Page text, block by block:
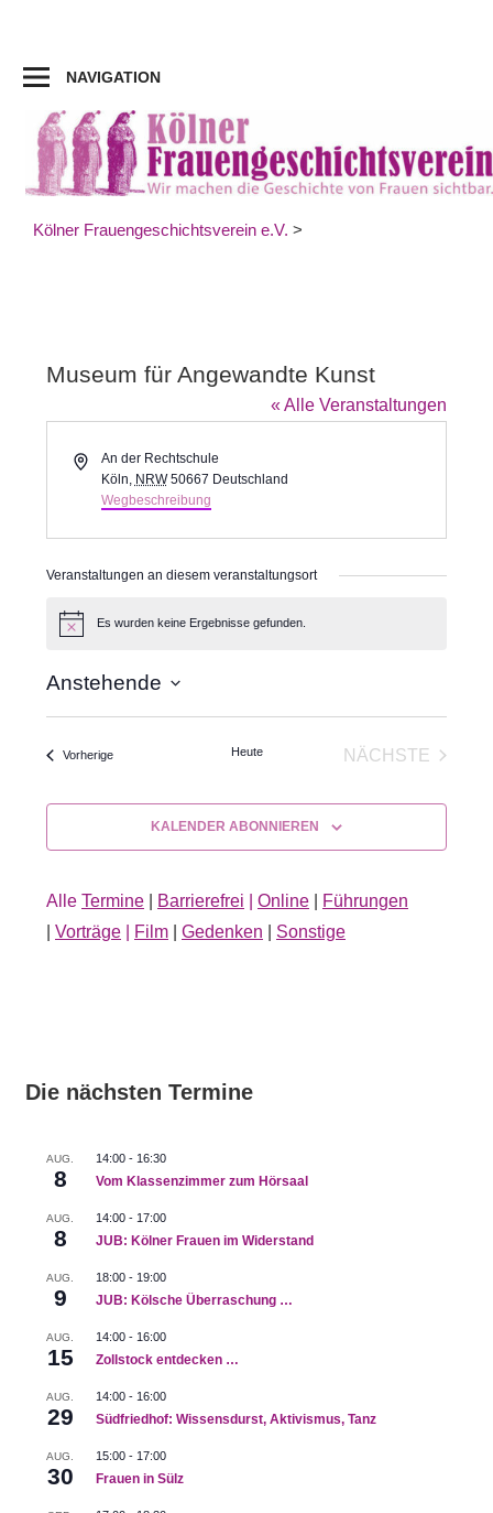
springen
NAVIGATION
Kölner Frauengeschichtsverein e.V. >
Museum für Angewandte Kunst
« Alle Veranstaltungen
AdresseAn der Rechtschule
Köln NRW 50667 Deutschland
Wegbeschreibung
Veranstaltungen an diesem veranstaltungsort
HinweisEs wurden keine Ergebnisse gefunden.
Anstehende
Datum
VorherigeVeranstaltungen Heute
NÄCHSTE
KALENDER ABONNIEREN
Alle Termine Barrierefrei Online
Führungen
Vorträge Film Gedenken Sonstige
Die nächsten Termine
AUG.
8
14:00- 16:30
Vom Klassenzimmer zum Hörsaal
AUG.
8
14:00- 17:00
JUB: Kölner Frauen im Widerstand
AUG.
9
18:00- 19:00
JUB: Kölsche Überraschung …
AUG.
15
14:00- 16:00
Zollstock entdecken …
AUG.
29
14:00- 16:00
Südfriedhof: Wissensdurst, Aktivismus, Tanz
AUG.
30
15:00- 17:00
Frauen in Sülz